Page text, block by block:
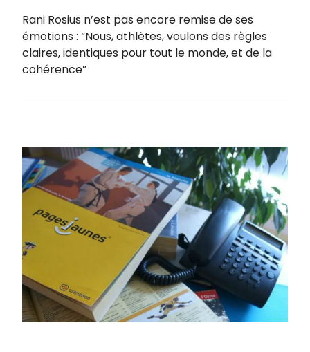
Rani Rosius n’est pas encore remise de ses
émotions : “Nous, athlètes, voulons des règles
claires, identiques pour tout le monde, et de la
cohérence”